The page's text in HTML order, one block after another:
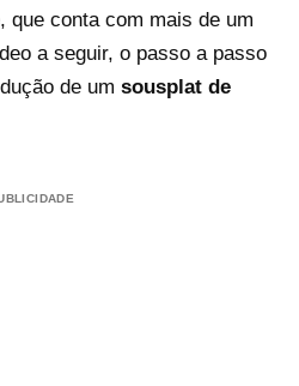
, que conta com mais de um
a seguir, o passo a passo
de um sousplat de